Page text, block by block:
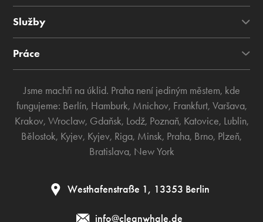
Služby
Práce
Jsme machři na úklid. Praha není jediným městem, kde
fungujeme: Berlín, Hamburk, Mnichov, Frankfurt, Varšava,
Krakov, Wroclaw, Gdaňsk, Lodž, Poznaň, Katovice, Lublin,
Bělostok, Kyjev, Kyjev, Riga, Minsk, Praha, Brno, Plzeň,
Bratislava, New York
Westhafenstraße 1, 13353 Berlin
info@cleanwhale.de